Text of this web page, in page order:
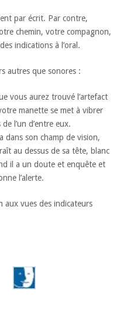
par écrit. Par contre,
chemin, votre compagnon,
indications à l’oral.
autres que sonores :
vous aurez trouvé l’artefact
manette se met à vibrer
l’un d’entre eux.
dans son champ de vision,
au dessus de sa tête, blanc
il a un doute et enquête et
l’alerte.
aux vues des indicateurs